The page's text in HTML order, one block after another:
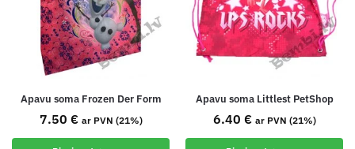
Apavu soma Frozen Der Form
7.50 € ar PVN (21%)
Apavu soma Littlest PetShop
6.40 € ar PVN (21%)